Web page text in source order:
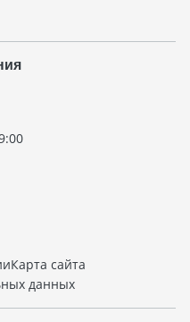
Карта сайта
данных